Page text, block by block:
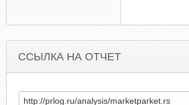
ССЫЛКА НА ОТЧЕТ